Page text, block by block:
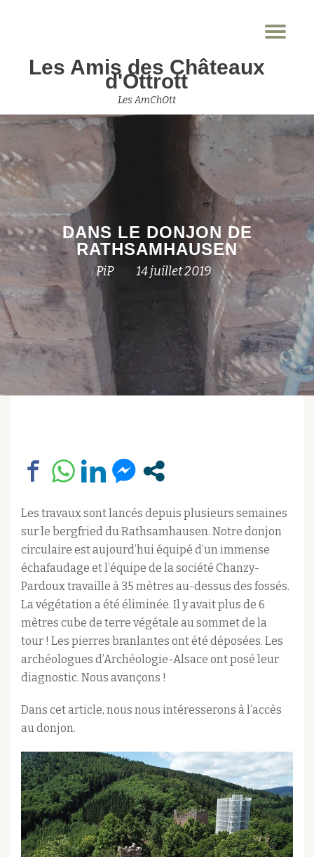
contenuLes Amis des Châteaux
d'Ottrott
Les AmChOtt
DANS LE DONJON DE
RATHSAMHAUSEN
PiP 14 juillet 2019
Les travaux sont lancés depuis plusieurs semaines
sur le bergfried du Rathsamhausen. Notre donjon
circulaire est aujourd’hui équipé d’un immense
échafaudage et l’équipe de la société Chanzy-
Pardoux travaille à 35 mètres au-dessus des fossés.
La végétation a été éliminée. Il y avait plus de 6
mètres cube de terre végétale au sommet de la
tour ! Les pierres branlantes ont été déposées. Les
archéologues d’Archéologie-Alsace ont posé leur
diagnostic. Nous avançons !
Dans cet article, nous nous intéresserons à l’accès
au donjon.